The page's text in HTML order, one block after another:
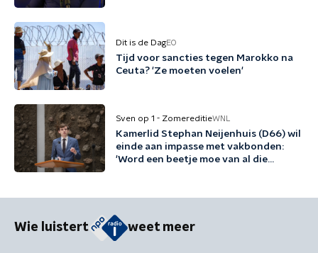
Dit is de DagEO
Tijd voor sancties tegen Marokko na
Ceuta? 'Ze moeten voelen'
Sven op 1 - ZomereditieWNL
Kamerlid Stephan Neijenhuis (D66) wil
einde aan impasse met vakbonden:
'Word een beetje moe van al die
Wie luistert weet meer